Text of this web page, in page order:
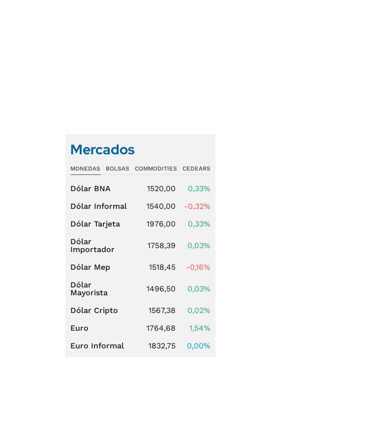
Mercados
MONEDAS BOLSAS COMMODITIES CEDEARS
Dólar BNA 1520,00
0,33%
Dólar Informal
1540,00
-0,32%
Dólar Tarjeta
1976,00
0,33%
Dólar
Importador
1758,39 0,03%
Dólar Mep 1518,45
-0,16%
Dólar
Mayorista
1496,50 0,03%
Dólar Cripto 1567,38
0,02%
Euro
1764,68
1,54%
Euro Informal
1832,75 0,00%